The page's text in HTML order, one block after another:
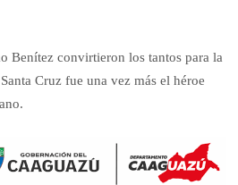
Benítez convirtieron los tantos para la
Cruz fue una vez más el héroe